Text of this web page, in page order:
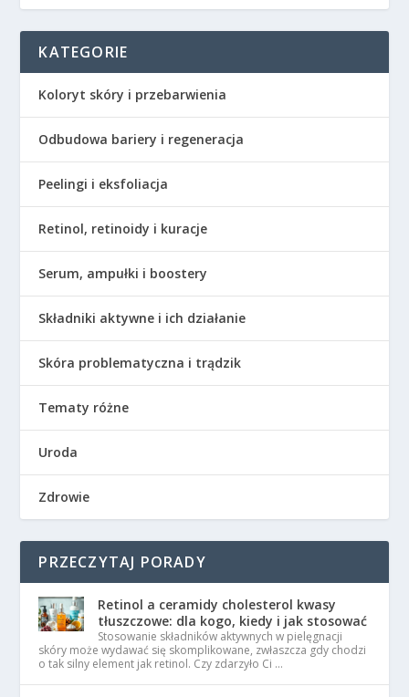
KATEGORIE
Koloryt skóry i przebarwienia
Odbudowa bariery i regeneracja
Peelingi i eksfoliacja
Retinol, retinoidy i kuracje
Serum, ampułki i boostery
Składniki aktywne i ich działanie
Skóra problematyczna i trądzik
Tematy różne
Uroda
Zdrowie
PRZECZYTAJ PORADY
Retinol a ceramidy cholesterol kwasy
tłuszczowe: dla kogo, kiedy i jak stosować
Stosowanie składników aktywnych w pielęgnacji
skóry może wydawać się skomplikowane, zwłaszcza gdy chodzi
o tak silny element jak retinol. Czy zdarzyło Ci …